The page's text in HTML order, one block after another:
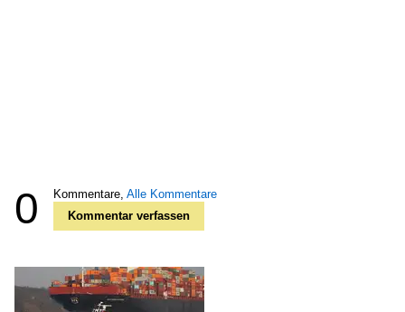
0 Kommentare, Alle Kommentare
Kommentar verfassen